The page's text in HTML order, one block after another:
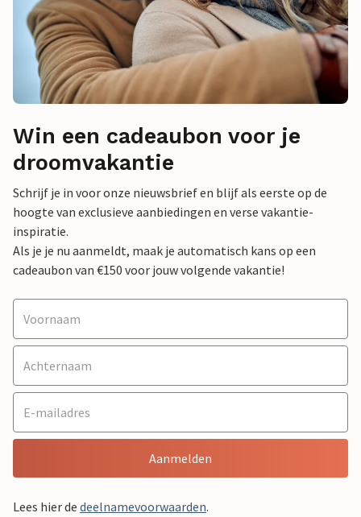
Win een cadeaubon voor je
droomvakantie
Schrijf je in voor onze nieuwsbrief en blijf als eerste op de
hoogte van exclusieve aanbiedingen en verse vakantie-
inspiratie.
Als je je nu aanmeldt, maak je automatisch kans op een
cadeaubon van €150 voor jouw volgende vakantie!
Aanmelden
Lees hier de deelnamevoorwaarden.